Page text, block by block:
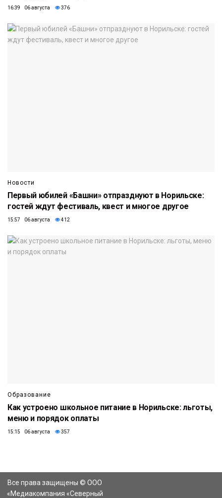
16:39 06 августа 376
Новости
Первый юбилей «Башни» отпразднуют в Норильске:
гостей ждут фестиваль, квест и многое другое
15:57 06 августа 412
Образование
Как устроено школьное питание в Норильске: льготы,
меню и порядок оплаты
15:15 06 августа 357
Все права защищены © ООО
«Медиакомпания «Северный